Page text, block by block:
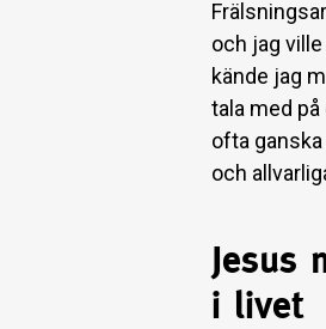
och jag
kände jag
tala med
ofta
och
Jesus
i livet